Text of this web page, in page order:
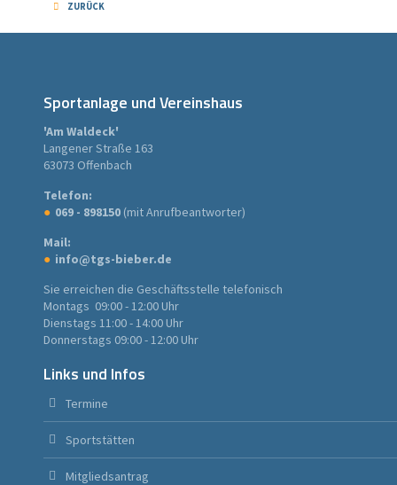
ZURÜCK
Sportanlage und Vereinshaus
'Am Waldeck'
Langener Straße 163
63073 Offenbach
Telefon:
069 - 898150 (mit Anrufbeantworter)
Mail:
info@tgs-bieber.de
Sie erreichen die Geschäftsstelle telefonisch
Montags 09:00 - 12:00 Uhr
Dienstags 11:00 - 14:00 Uhr
Donnerstags 09:00 - 12:00 Uhr
Links und Infos
Termine
Sportstätten
Mitgliedsantrag